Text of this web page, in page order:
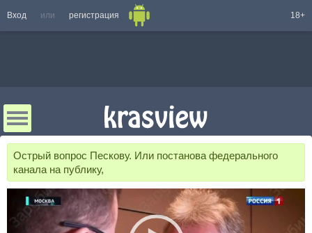
Вход или регистрация 18+
Острый вопрос Пескову. Или постанова федерального
канала на публику,